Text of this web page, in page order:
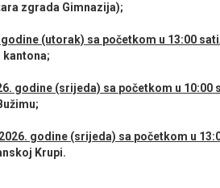
zgrada Gimnazija);
godine (utorak) sa početkom u 13:00 sati,
godine (srijeda) sa početkom u 10:00
godine (srijeda) sa početkom u
Krupi.